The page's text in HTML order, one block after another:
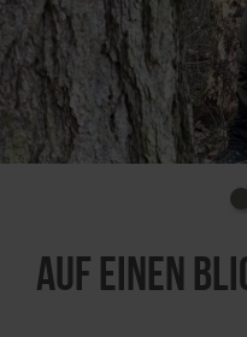
Vor Ort an der Infotafel
für Tageskarten.
möglich.
Wir haben ein digitales
betreten des Parcours
scannen und den
An einzelnen Tagen
Auf einen